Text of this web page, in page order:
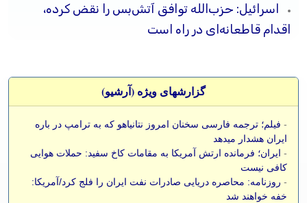
اسرائیل: حزب‌الله توافق آتش‌بس را نقض کرده،
اقدام قاطعانه‌ای در راه است
گزارشهای ویژه (آرشيو)
- فیلم؛ ترجمه فارسی سخنان امروز نتانیاهو که به ترامپ در باره
ایران هشدار میدهد
- ایران؛ فرمانده ارتش آمریکا به مقامات کاخ سفید: حملات هوایی
کافی نیست
- روزنامه: محاصره دریایی صادرات نفت ایران را فلج کرد/آمریکا:
خفه خواهند شد